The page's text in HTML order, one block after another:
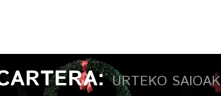
URTEKO SAIOAK